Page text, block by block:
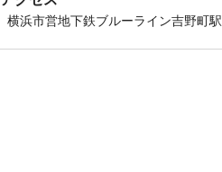
横浜市営地下鉄ブルーライン吉野町